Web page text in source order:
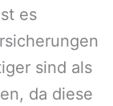
es
sind als
da diese